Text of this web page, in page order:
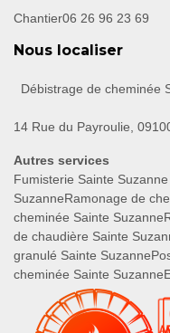
Chantier06 26 96 23 69
Nous localiser
Débistrage de cheminée
14 Rue du Payroulie,
Autres services
Fumisterie Sainte
SuzanneRamonage de
cheminée Sainte Suzanne
de chaudière Sainte
granulé Sainte Suzanne
cheminée Sainte Suzanne